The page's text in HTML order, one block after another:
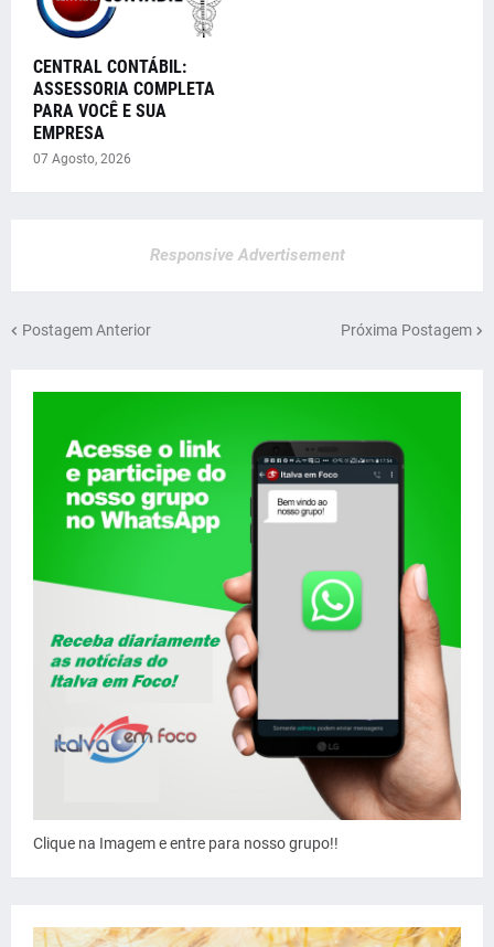
CENTRAL CONTÁBIL:
ASSESSORIA COMPLETA
PARA VOCÊ E SUA
EMPRESA
07 Agosto, 2026
Responsive Advertisement
Postagem Anterior Próxima Postagem
Clique na Imagem e entre para nosso grupo!!